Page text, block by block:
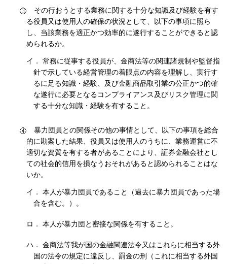
その行おうとする業務に関する十分な知識及び経験を有す
る役員又は使用人の確保の状況として、以下の事項に照ら
し、当該業務を適正かつ効率的に遂行することができると認
められるか。
イ． 常務に従事する役員が、金商法等の関連諸規制や監督指
針で示している経営管理の着眼点の内容を理解し、実行す
るに足る知識・経験、及び金融商品取引業の公正かつ的確
な遂行に必要となるコンプライアンス及びリスク管理に関
する十分な知識・経験を有すること。
暴力団員との関係その他の事情として、以下の事項を総合
的に勘案した結果、役員又は使用人のうちに、業務運営に不
適切な資質を有する者があることにより、証券金融会社とし
ての社会的信用を損なうおそれがあると認められることはな
いか。
イ． 本人が暴力団員であること（過去に暴力団員であった場
合を含む。）。
ロ． 本人が暴力団と密接な関係を有すること。
ハ． 金商法等我が国の金融関連法令又はこれらに相当する外
国の法令の規定に違反し、罰金の刑（これに相当する外国